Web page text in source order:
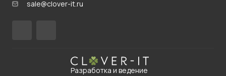
sale@clover-it.ru
Разработка и ведение